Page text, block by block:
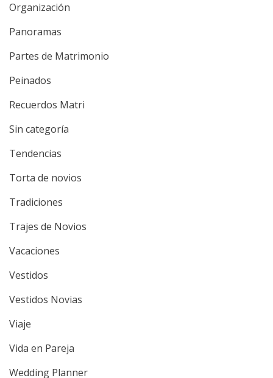
Organización
Panoramas
Partes de Matrimonio
Peinados
Recuerdos Matri
Sin categoría
Tendencias
Torta de novios
Tradiciones
Trajes de Novios
Vacaciones
Vestidos
Vestidos Novias
Viaje
Vida en Pareja
Wedding Planner